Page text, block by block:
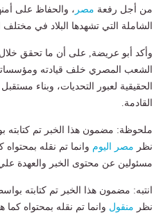
من أجل رفعة مصر ، والحفاظ على
الشاملة التي تشهدها البلاد في مختلف
وأكد أبو عريضة, على أن ما تحقق
الشعب المصري خلف قيادته
الحقيقية لعبور التحديات، وبناء
القادمة.
ملحوظة: مضمون هذا الخبر تم كتابته
نظر مصر اليوم وانما تم نقله
مسئولين عن محتوى الخبر والعهدة
انتبه: مضمون هذا الخبر تم كتابته
نظر منقول وانما تم نقله بمحتواه كما